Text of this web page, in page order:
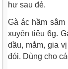
hư sau đẻ.
Gà ác hầm sâm
xuyên tiêu 6g.
dầu, mắm, gia
đói. Dùng cho